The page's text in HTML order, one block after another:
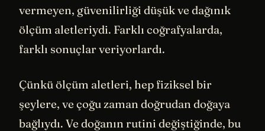
vermeyen, güvenilirliği düşük ve dağınık
ölçüm aletleriydi. Farklı coğrafyalarda,
farklı sonuçlar veriyorlardı.
Çünkü ölçüm aletleri, hep fiziksel bir
şeylere, ve çoğu zaman doğrudan doğaya
bağlıydı. Ve doğanın rutini değiştiğinde, bu